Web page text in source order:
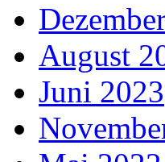
August
Juni 2023